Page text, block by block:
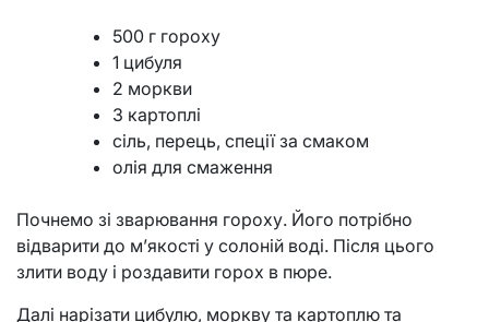
500 г гороху
1 цибуля
2 моркви
3 картоплі
сіль, перець, спеції за смаком
олія для смаження
Почнемо зі зварювання гороху. Його потрібно
відварити до м’якості у солоній воді. Після цього
злити воду і роздавити горох в пюре.
Далі нарізати цибулю, моркву та картоплю та